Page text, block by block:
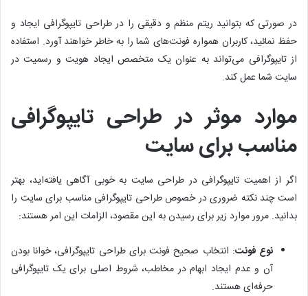
در صورتی که بتوانید ریتم منظم و دقیقی را در طراحی تایپوگرافی ایجاد و
حفظ نمائید، کاربران همواره فونت‌های شما را به خاطر خواهند آورد. استفاده
از تایپوگرافی می‌تواند به عنوان یک متخصص ایجاد هویت و رسمیت در
سایت شما عمل کند.
موارد موثر در طراحی تایپوگرافی
مناسب برای سایت
اگر از اهمیت تایپوگرافی در طراحی سایت به خوبی آگاهی یافته‌اید، بهتر
است چند نکته ضروری در خصوص طراحی تایپوگرافی مناسب برای سایت را
بدانید. مرور موارد زیر برای رسیدن به این مقصود، الزامات این امر هستند:
نوع فونت: انتخاب صحیح فونت برای طراحی تایپوگرافی، خوانا بودن
آن و عدم ایجاد ابهام در مخاطب، شروط اصلی برای یک تایپوگرافی
حرفه‌ای هستند.